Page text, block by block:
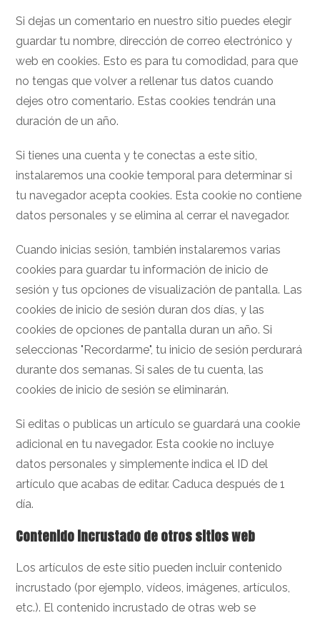
Si dejas un comentario en nuestro sitio puedes elegir
guardar tu nombre, dirección de correo electrónico y
web en cookies. Esto es para tu comodidad, para que
no tengas que volver a rellenar tus datos cuando
dejes otro comentario. Estas cookies tendrán una
duración de un año.
Si tienes una cuenta y te conectas a este sitio,
instalaremos una cookie temporal para determinar si
tu navegador acepta cookies. Esta cookie no contiene
datos personales y se elimina al cerrar el navegador.
Cuando inicias sesión, también instalaremos varias
cookies para guardar tu información de inicio de
sesión y tus opciones de visualización de pantalla. Las
cookies de inicio de sesión duran dos días, y las
cookies de opciones de pantalla duran un año. Si
seleccionas "Recordarme", tu inicio de sesión perdurará
durante dos semanas. Si sales de tu cuenta, las
cookies de inicio de sesión se eliminarán.
Si editas o publicas un artículo se guardará una cookie
adicional en tu navegador. Esta cookie no incluye
datos personales y simplemente indica el ID del
artículo que acabas de editar. Caduca después de 1
día.
Contenido incrustado de otros sitios web
Los artículos de este sitio pueden incluir contenido
incrustado (por ejemplo, vídeos, imágenes, artículos,
etc.). El contenido incrustado de otras web se